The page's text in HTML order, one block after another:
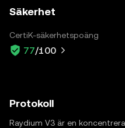
Säkerhet
CertiK-säkerhetspoäng
77/100
Protokoll
Raydium V3 är en